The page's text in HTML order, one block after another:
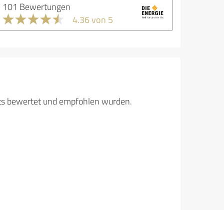
101 Bewertungen
4.36 von 5
bewertet und empfohlen wurden.